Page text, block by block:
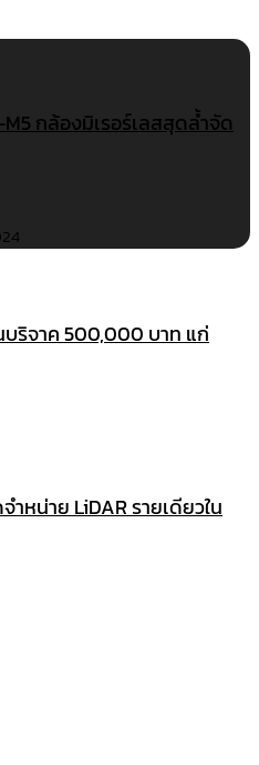
M5 กล้องมิเรอร์เลสสุดล้ำจัด
บริจาค 500,000 บาท แก่
หน่าย LiDAR รายเดียวใน